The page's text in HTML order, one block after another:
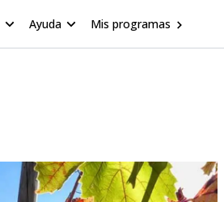
Ayuda Mis programas